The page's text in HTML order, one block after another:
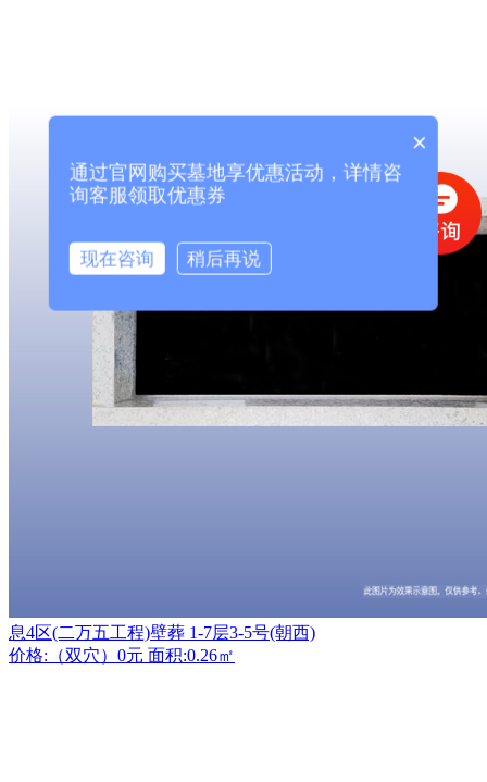
息4区(二万五工程)壁葬 1-7层3-5号(朝西)
价格:（双穴）0元 面积:0.26㎡
×
通过官网购买墓地享优惠活动，详情咨
询客服领取优惠券
现在咨询 稍后再说